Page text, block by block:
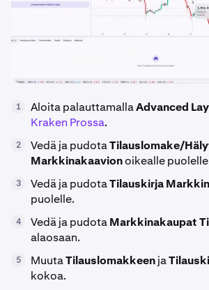
1 Aloita palauttamallaAdvanced
Kraken Prossa.
2 Vedä ja pudotaTilauslomake/
Markkinakaavionoikealle
3 Vedä ja pudotaTilauskirja
puolelle.
4 Vedä ja pudotaMarkkinakaupat
alaosaan.
5 MuutaTilauslomakkeenja
kokoa.